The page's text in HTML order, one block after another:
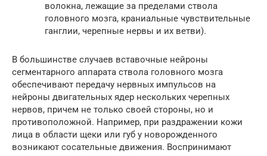
волокна, лежащие за пределами ствола
головного мозга, краниальные чувствительные
ганглии, черепные нервы и их ветви).
В большинстве случаев вставочные нейроны
сегментарного аппарата ствола головного мозга
обеспечивают передачу нервных импульсов на
нейроны двигательных ядер нескольких черепных
нервов, причем не только своей стороны, но и
противоположной. Например, при раздражении кожи
лица в области щеки или губ у новорожденного
возникают сосательные движения. Воспринимают